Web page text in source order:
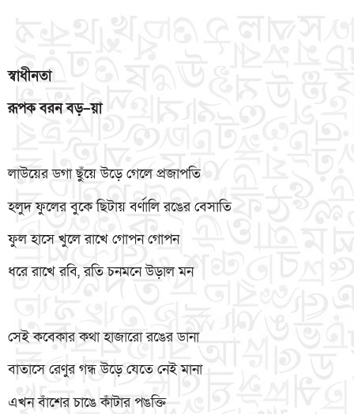
স্বাধীনতা
রূপক বরন বড়–য়া
লাউয়ের ডগা ছুঁয়ে উড়ে গেলে প্রজাপতি
হলুদ ফুলের বুকে ছিটায় বর্ণালি রঙের বেসাতি
ফুল হাসে খুলে রাখে গোপন গোপন
ধরে রাখে রবি, রতি চনমনে উড়াল মন
সেই কবেকার কথা হাজারো রঙের ডানা
বাতাসে রেণুর গন্ধ উড়ে যেতে নেই মানা
এখন বাঁশের চাঙে কাঁটার পঙক্তি